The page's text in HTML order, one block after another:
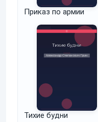
Приказ по армии
Тихие будни